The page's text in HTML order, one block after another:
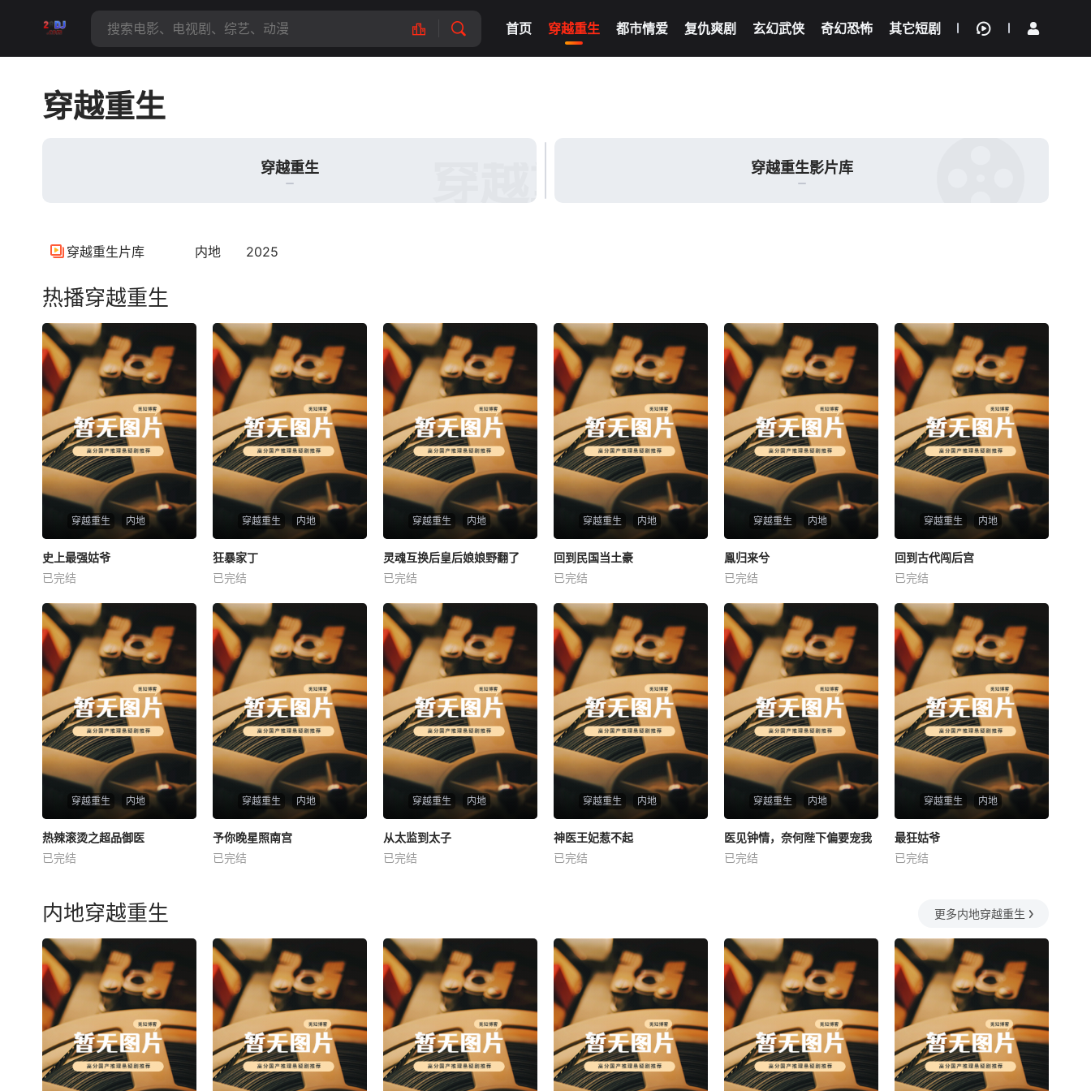
首页 穿越重生 都市情爱 复仇爽剧 玄幻武侠 奇幻恐怖 其它短剧
我的观影记录
穿越重生
穿越重生 穿越重生 穿越重生影片库
穿越重生片库 内地 2025
热播穿越重生
穿越重生 内地
史上最强姑爷
未知
史上最强姑爷
已完结
穿越重生 内地
狂暴家丁
未知
狂暴家丁
已完结
穿越重生 内地
未知
灵魂互换后皇后娘娘野翻了
已完结
穿越重生 内地
回到民国当土豪
未知
回到民国当土豪
已完结
穿越重生 内地
鳯归来兮
未知
鳯归来兮
已完结
穿越重生 内地
回到古代闯后宫
未知
回到古代闯后宫
已完结
穿越重生 内地
热辣滚烫之超品御医
热辣滚烫之超品御医
已完结
穿越重生 内地
予你晚星照南宫
予你晚星照南宫
已完结
穿越重生 内地
从太监到太子
从太监到太子
已完结
穿越重生 内地
神医王妃惹不起
神医王妃惹不起
已完结
穿越重生 内地
医见钟情，奈何陛下偏要宠我
已完结
穿越重生 内地
最狂姑爷
最狂姑爷
已完结
内地穿越重生 更多内地穿越重生